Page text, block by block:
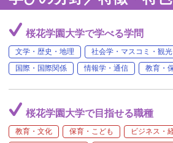
桜花学園大学で学べる学問
文学・歴史・地理 社会学・マスコミ・観光
国際・国際関係
情報学・通信 教育・
桜花学園大学で目指せる職種
教育・文化 保育・こども ビジネス・